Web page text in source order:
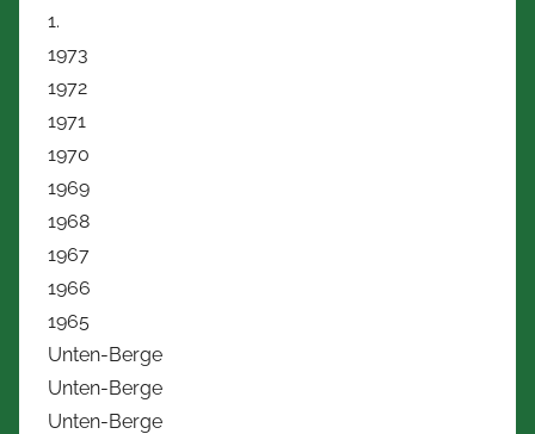
1.
1973
1972
1971
1970
1969
1968
1967
1966
1965
Unten-Berge
Unten-Berge
Unten-Berge